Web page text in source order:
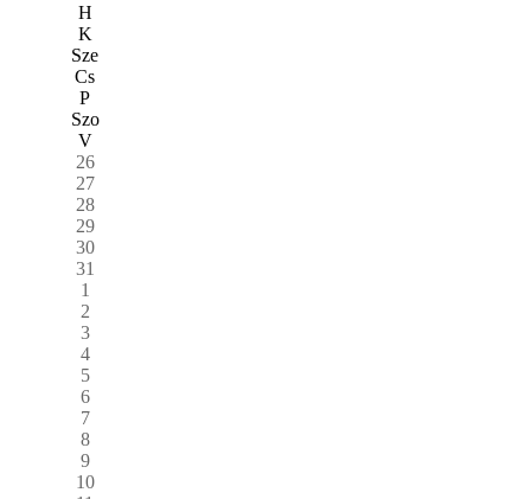
H
K
Sze
Cs
P
Szo
V
26
27
28
29
30
31
1
2
3
4
5
6
7
8
9
10